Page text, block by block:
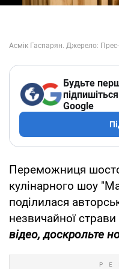
Будьте
Google
Переможниця
кулінарного шоу
поділилася
незвичайної
відео, доскрольте